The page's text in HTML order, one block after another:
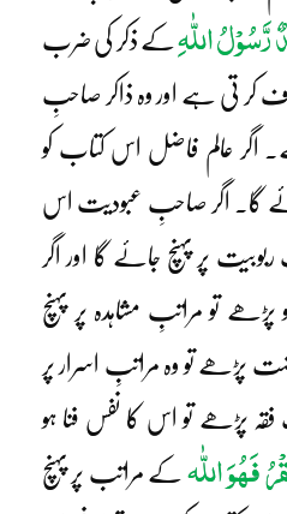
رَّسُوْلُ اللّٰہِ کے ذکر کی ضرب
کر تی ہے اور وہ ذاکر صاحبِ
اگر عالم فاضل اس کتاب کو
گا۔ اگر صاحبِ عبودیت اس
پر پہنچ جائے گا اور اگر
تو مراتبِ مشاہدہ پر پہنچ
پڑھے تو وہ مراتبِ اسرار پر
فقہ پڑھے تو اس کا نفس فنا ہو
فَھُوَ اللّٰہ کے مراتب پر پہنچ